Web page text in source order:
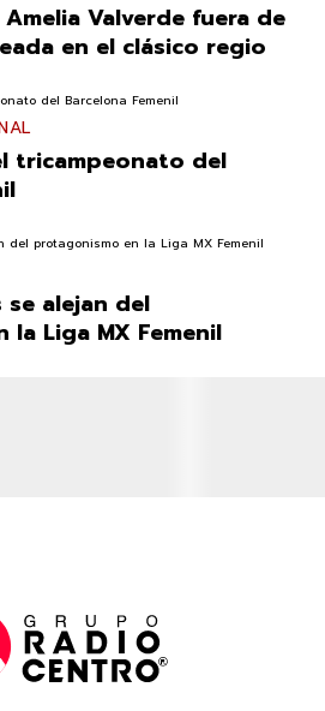
Valverde fuera de
en el clásico regio
tricampeonato del
se alejan del
Liga MX Femenil